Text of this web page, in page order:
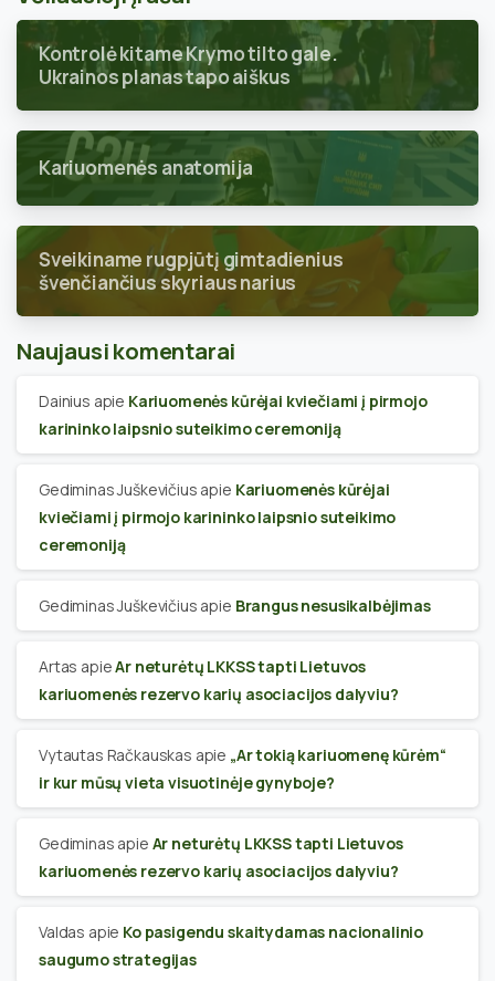
Kontrolė kitame Krymo tilto gale.
Ukrainos planas tapo aiškus
Kariuomenės anatomija
Sveikiname rugpjūtį gimtadienius
švenčiančius skyriaus narius
Naujausi komentarai
Dainius apie Kariuomenės kūrėjai kviečiami į pirmojo
karininko laipsnio suteikimo ceremoniją
Gediminas Juškevičius apie Kariuomenės kūrėjai
kviečiami į pirmojo karininko laipsnio suteikimo
ceremoniją
Gediminas Juškevičius apie Brangus nesusikalbėjimas
Artas apieAr neturėtų LKKSS tapti Lietuvos
kariuomenės rezervo karių asociacijos dalyviu?
Vytautas Račkauskas apie „Ar tokią kariuomenę kūrėm“
ir kur mūsų vieta visuotinėje gynyboje?
Gediminas apie Ar neturėtų LKKSS tapti Lietuvos
kariuomenės rezervo karių asociacijos dalyviu?
Valdas apie Ko pasigendu skaitydamas nacionalinio
saugumo strategijas